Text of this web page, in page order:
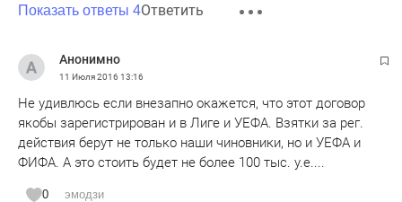
давать взятки,а что народ жрать будет без денег и без
женщин,стариков и детей! Хватит хренью заниматься и
кормить спотсменов и мул с попами!
Показать ответы 4Ответить
Анонимно
11 Июля 2016 13:16
Не удивлюсь если внезапно окажется, что этот договор
якобы зарегистрирован и в Лиге и УЕФА. Взятки за рег.
действия берут не только наши чиновники, но и УЕФА и
ФИФА. А это стоить будет не более 100 тыс. у.е....
0 эмодзи